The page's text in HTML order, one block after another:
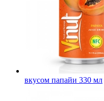
вкусом папайи 330 мл